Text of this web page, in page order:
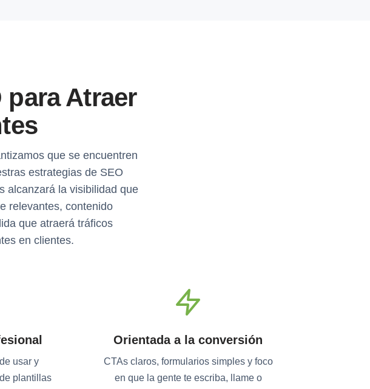
Atraer
que se encuentren
estrategias de SEO
alcanzará la visibilidad que
relevantes, contenido
que atraerá tráficos
en clientes.
usar y
plantillas
Orientada a la conversión
CTAs claros, formularios simples y foco
en que la gente te escriba, llame o